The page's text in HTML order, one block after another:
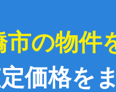
市の物件
価格を